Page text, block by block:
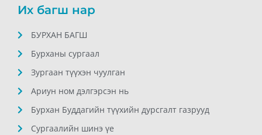
Их багш нар
БУРХАН БАГШ
Бурханы сургаал
Зургаан түүхэн чуулган
Ариун ном дэлгэрсэн нь
Бурхан Буддагийн түүхийн дурсгалт газрууд
Сургаалийн шинэ үе